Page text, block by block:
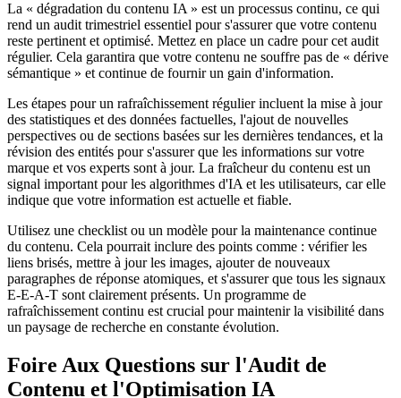
La « dégradation du contenu IA » est un processus continu, ce qui
rend un audit trimestriel essentiel pour s'assurer que votre contenu
reste pertinent et optimisé. Mettez en place un cadre pour cet audit
régulier. Cela garantira que votre contenu ne souffre pas de « dérive
sémantique » et continue de fournir un gain d'information.
Les étapes pour un rafraîchissement régulier incluent la mise à jour
des statistiques et des données factuelles, l'ajout de nouvelles
perspectives ou de sections basées sur les dernières tendances, et la
révision des entités pour s'assurer que les informations sur votre
marque et vos experts sont à jour. La fraîcheur du contenu est un
signal important pour les algorithmes d'IA et les utilisateurs, car elle
indique que votre information est actuelle et fiable.
Utilisez une checklist ou un modèle pour la maintenance continue
du contenu. Cela pourrait inclure des points comme : vérifier les
liens brisés, mettre à jour les images, ajouter de nouveaux
paragraphes de réponse atomiques, et s'assurer que tous les signaux
E-E-A-T sont clairement présents. Un programme de
rafraîchissement continu est crucial pour maintenir la visibilité dans
un paysage de recherche en constante évolution.
Foire Aux Questions sur l'Audit de
Contenu et l'Optimisation IA